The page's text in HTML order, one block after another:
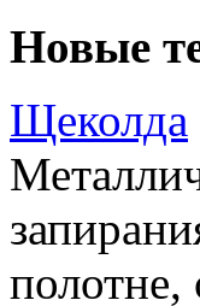
Новые
Щеколда
полотне,